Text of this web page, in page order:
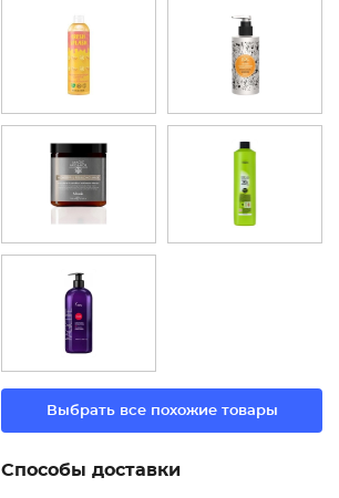
Выбрать все похожие товары
Способы доставки